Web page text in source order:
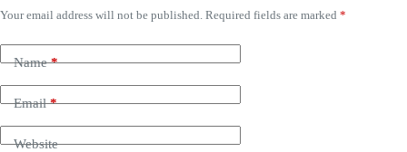
Your email address will not be published. Required fields are marked *
Name*
Email*
Website